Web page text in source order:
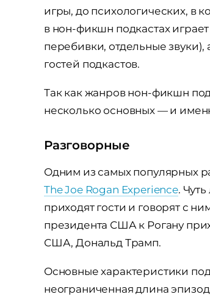
игры, до психологических, в
в нон-фикшн подкастах
перебивки, отдельные звуки),
гостей подкастов.
Так как жанров нон-фикшн
несколько основных — и
Разговорные
Одним из самых популярных
The Joe Rogan Experience.
приходят гости и говорят с
президента США к Рогану
США, Дональд Трамп.
Основные характеристики
неограниченная длина